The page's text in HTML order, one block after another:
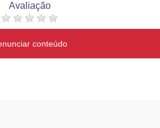
Avaliação
conteúdo